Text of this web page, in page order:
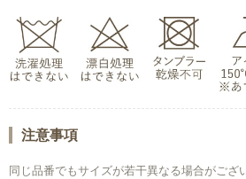
注意事項
同じ品番でもサイズが若干異なる場合がござ